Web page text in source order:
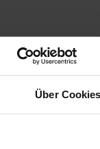
Über